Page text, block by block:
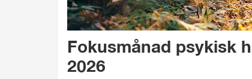
Fokusmånad psykisk
2026